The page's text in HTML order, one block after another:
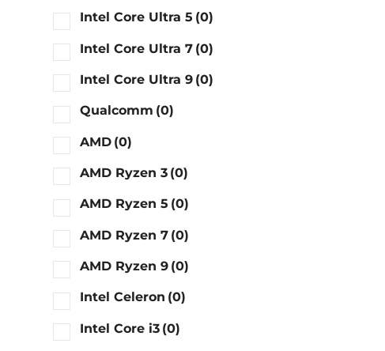
Intel Core Ultra 5 (0)
Intel Core Ultra 7 (0)
Intel Core Ultra 9 (0)
Qualcomm (0)
AMD (0)
AMD Ryzen 3 (0)
AMD Ryzen 5 (0)
AMD Ryzen 7 (0)
AMD Ryzen 9 (0)
Intel Celeron (0)
Intel Core i3 (0)